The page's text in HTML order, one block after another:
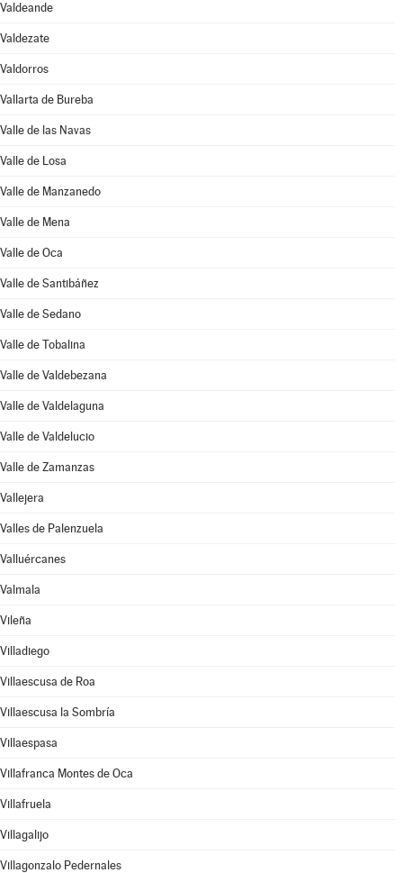
Valdeande
Valdezate
Valdorros
Vallarta de Bureba
Valle de las Navas
Valle de Losa
Valle de Manzanedo
Valle de Mena
Valle de Oca
Valle de Santibáñez
Valle de Sedano
Valle de Tobalina
Valle de Valdebezana
Valle de Valdelaguna
Valle de Valdelucio
Valle de Zamanzas
Vallejera
Valles de Palenzuela
Valluércanes
Valmala
Vileña
Villadiego
Villaescusa de Roa
Villaescusa la Sombría
Villaespasa
Villafranca Montes de Oca
Villafruela
Villagalijo
Villagonzalo Pedernales